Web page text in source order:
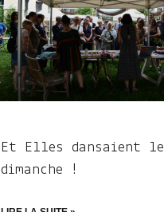
Et Elles dansaient le
dimanche !